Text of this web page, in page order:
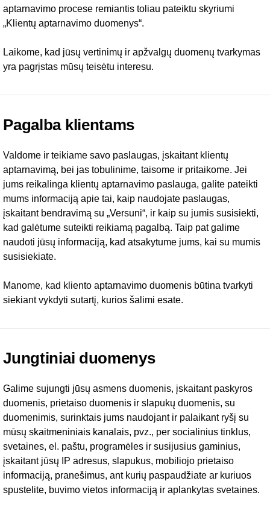
aptarnavimo procese remiantis toliau pateiktu skyriumi
„Klientų aptarnavimo duomenys“.
Laikome, kad jūsų vertinimų ir apžvalgų duomenų tvarkymas
yra pagrįstas mūsų teisėtu interesu.
Pagalba klientams
Valdome ir teikiame savo paslaugas, įskaitant klientų
aptarnavimą, bei jas tobulinime, taisome ir pritaikome. Jei
jums reikalinga klientų aptarnavimo paslauga, galite pateikti
mums informaciją apie tai, kaip naudojate paslaugas,
įskaitant bendravimą su „Versuni“, ir kaip su jumis susisiekti,
kad galėtume suteikti reikiamą pagalbą. Taip pat galime
naudoti jūsų informaciją, kad atsakytume jums, kai su mumis
susisiekiate.
Manome, kad kliento aptarnavimo duomenis būtina tvarkyti
siekiant vykdyti sutartį, kurios šalimi esate.
Jungtiniai duomenys
Galime sujungti jūsų asmens duomenis, įskaitant paskyros
duomenis, prietaiso duomenis ir slapukų duomenis, su
duomenimis, surinktais jums naudojant ir palaikant ryšį su
mūsų skaitmeniniais kanalais, pvz., per socialinius tinklus,
svetaines, el. paštu, programėles ir susijusius gaminius,
įskaitant jūsų IP adresus, slapukus, mobiliojo prietaiso
informaciją, pranešimus, ant kurių paspaudžiate ar kuriuos
spustelite, buvimo vietos informaciją ir aplankytas svetaines.